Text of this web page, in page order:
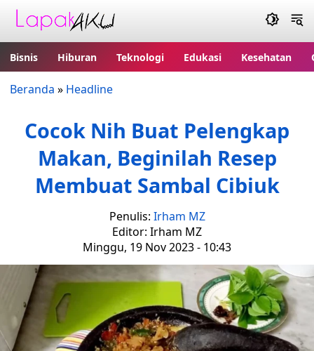
Bisnis Hiburan Teknologi Edukasi Kesehatan
Beranda » Headline
Cocok Nih Buat Pelengkap
Makan, Beginilah Resep
Membuat Sambal Cibiuk
Penulis: Irham MZ
Editor: Irham MZ
Minggu, 19 Nov 2023 - 10:43